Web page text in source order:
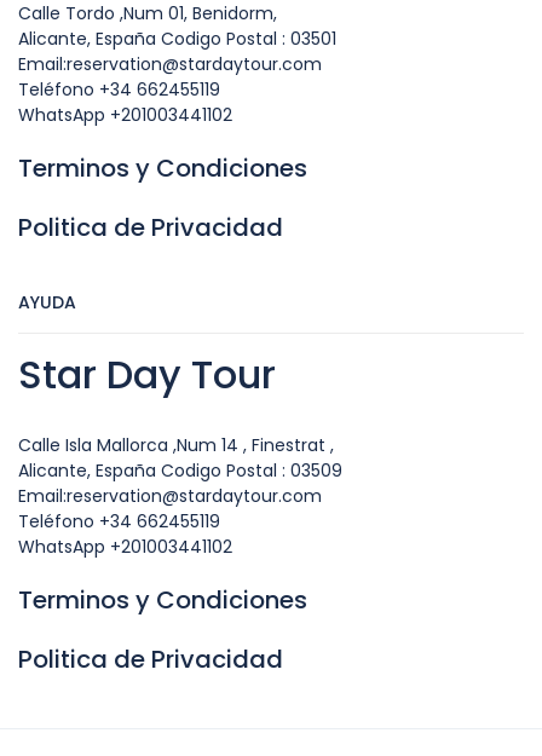
Calle Tordo ,Num 01, Benidorm,
Alicante, España Codigo Postal : 03501
Email:reservation@stardaytour.com
Teléfono +34 662455119
WhatsApp +201003441102
Terminos y Condiciones
Politica de Privacidad
AYUDA
Star Day Tour
Calle Isla Mallorca ,Num 14 , Finestrat ,
Alicante, España Codigo Postal : 03509
Email:reservation@stardaytour.com
Teléfono +34 662455119
WhatsApp +201003441102
Terminos y Condiciones
Politica de Privacidad